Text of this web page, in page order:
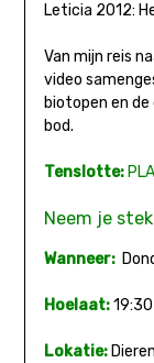
Leticia 2012:
Van mijn reis
video
biotopen en
bod.
Tenslotte:
Neem je
Wanneer:
Hoelaat:
Lokatie: